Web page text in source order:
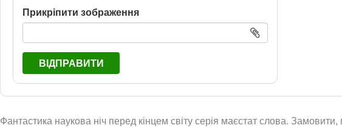
Прикріпити зображення
ВІДПРАВИТИ
Фантастика наукова ніч перед кінцем світу серія маєстат слова. Замовити,